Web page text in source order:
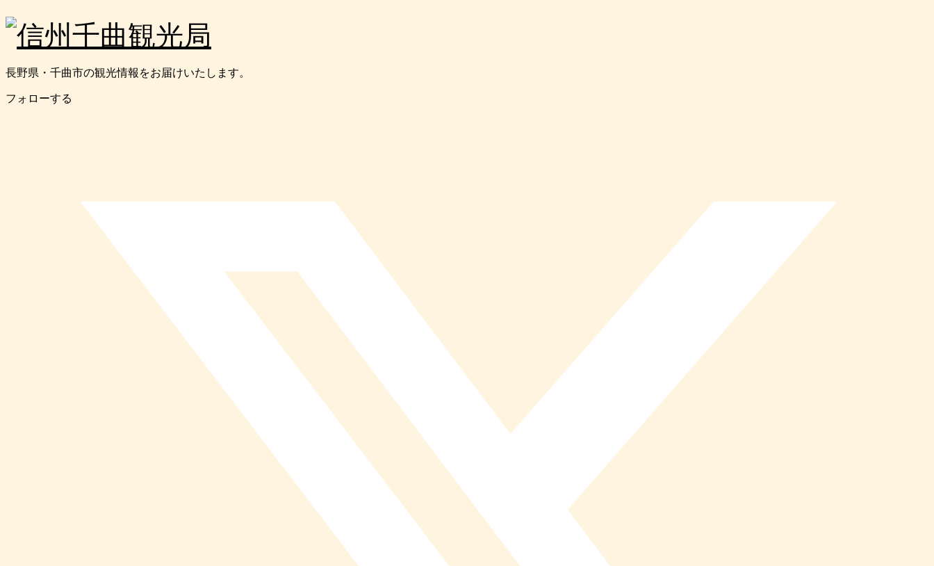
長野県・千曲市の観光情報をお届けいたします。
フォローする